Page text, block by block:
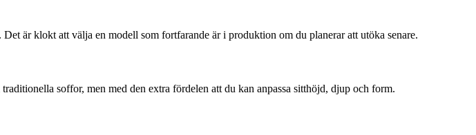
är klokt att välja en modell som fortfarande är i produktion om du planerar att utöka senare.
soffor, men med den extra fördelen att du kan anpassa sitthöjd, djup och form.